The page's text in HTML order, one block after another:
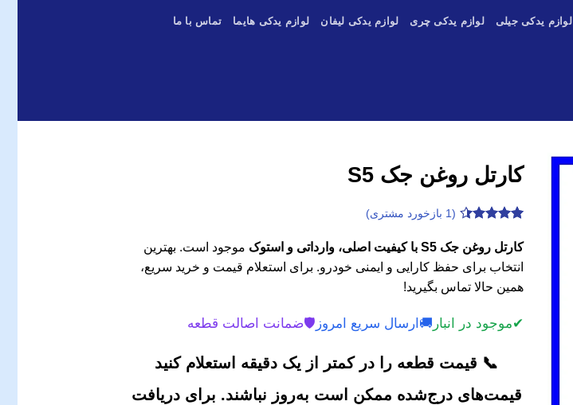
لوازم یدکی جیلی لوازم یدکی چری لوازم یدکی لیفان لوازم یدکی هایما تماس با ما
کارتل روغن جک S5
4.4
از 5
در
امتیازدهی
مشتری
(
1 بازخورد مشتری)
کارتل روغن جک S5 با کیفیت اصلی، وارداتی و استوک
موجود است. بهترین
انتخاب برای حفظ کارایی و ایمنی خودرو. برای استعلام قیمت و خرید سریع،
همین حالا تماس بگیرید!
✔موجود در انبار 🚚 ارسال سریع امروز 🛡️ضمانت اصالت قطعه
📞 قیمت قطعه را در کمتر از یک دقیقه استعلام کنید
قیمت‌های درج‌شده ممکن است به‌روز نباشند. برای دریافت